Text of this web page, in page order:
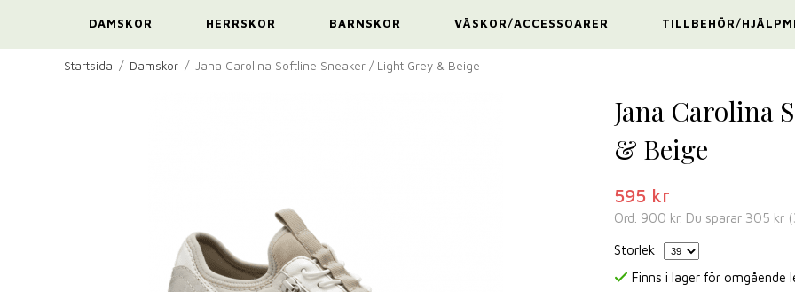
DAMSKOR HERRSKOR BARNSKOR VÄSKOR/ACCESSOARER TILLBEHÖR/
Startsida / Damskor / Jana Carolina Softline Sneaker / Light Grey & Beige
Jana Carolina
& Beige
595 kr
Ord. 900 kr. Du sparar 305 kr (
Storlek
Finns i lager för omgående